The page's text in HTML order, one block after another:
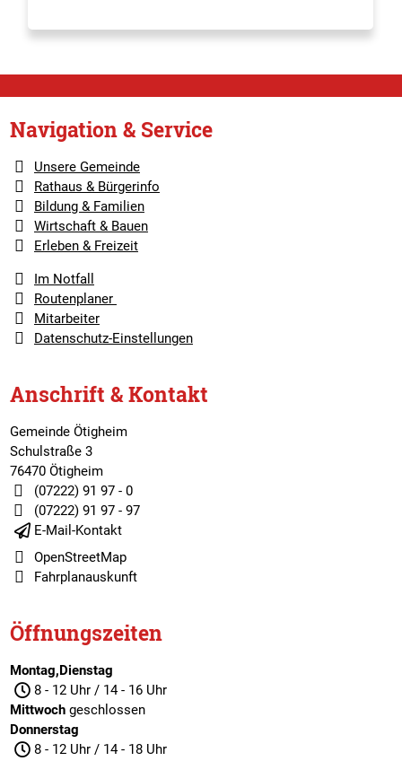
Navigation & Service
Unsere Gemeinde
Rathaus & Bürgerinfo
Bildung & Familien
Wirtschaft & Bauen
Erleben & Freizeit
Im Notfall
Routenplaner
Mitarbeiter
Datenschutz-Einstellungen
Anschrift & Kontakt
Gemeinde Ötigheim
Schulstraße 3
76470 Ötigheim
(07222) 91 97 - 0
(07222) 91 97 - 97
E-Mail-Kontakt
OpenStreetMap
Fahrplanauskunft
Öffnungszeiten
Montag,Dienstag
8 - 12 Uhr / 14 - 16 Uhr
Mittwochgeschlossen
Donnerstag
8 - 12 Uhr / 14 - 18 Uhr